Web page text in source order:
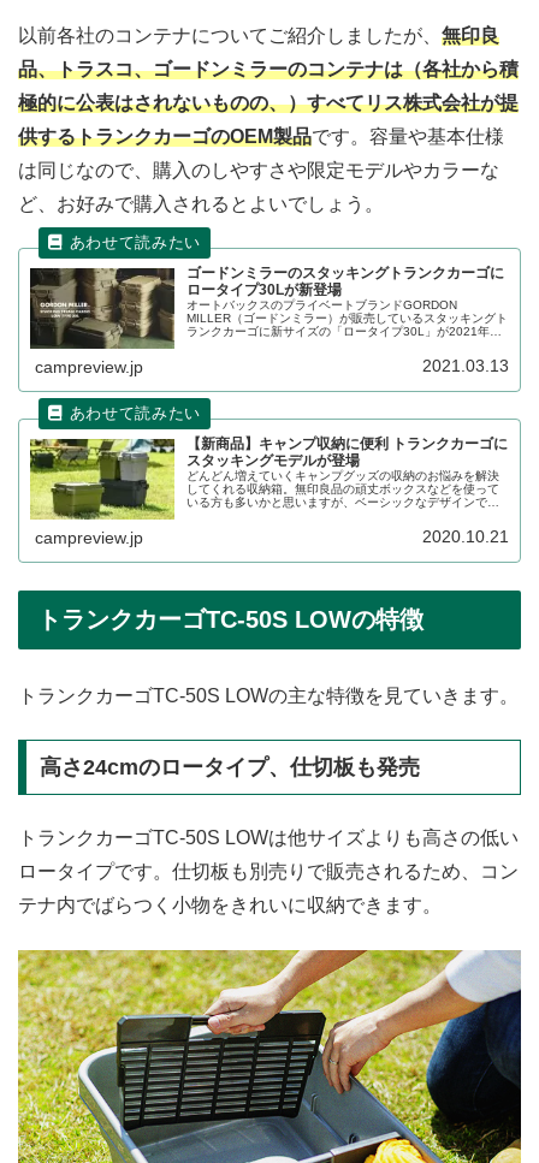
以前各社のコンテナについてご紹介しましたが、 無印良
品、トラスコ、ゴードンミラーのコンテナは（各社から積
極的に公表はされないものの、）すべてリス株式会社が提
供するトランクカーゴのOEM製品です。容量や基本仕様
は同じなので、購入のしやすさや限定モデルやカラーな
ど、お好みで購入されるとよいでしょう。
ゴードンミラーのスタッキングトランクカーゴに
ロータイプ30Lが新登場
オートバックスのプライベートブランドGORDON
MILLER（ゴードンミラー）が販売しているスタッキングト
ランクカーゴに新サイズの「ロータイプ30L」が2021年3
campreview.jp 2021.03.13
【新商品】キャンプ収納に便利 トランクカーゴに
スタッキングモデルが登場
どんどん増えていくキャンプグッズの収納のお悩みを解決
してくれる収納箱。無印良品の頑丈ボックスなどを使って
いる方も多いかと思いますが、ベーシックなデザインで扱
campreview.jp 2020.10.21
トランクカーゴTC-50S LOWの特徴
トランクカーゴTC-50S LOWの主な特徴を見ていきます。
高さ24cmのロータイプ、仕切板も発売
トランクカーゴTC-50S LOWは他サイズよりも高さの低い
ロータイプです。仕切板も別売りで販売されるため、コン
テナ内でばらつく小物をきれいに収納できます。